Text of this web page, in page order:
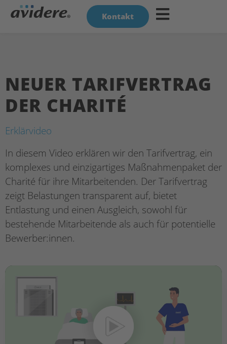
Kontakt
NEUER TARIFVERTRAG
DER CHARITÉ
Erklärvideo
In diesem Video erklären wir den Tarifvertrag, ein
komplexes und einzigartiges Maßnahmenpaket der
Charité für ihre Mitarbeitenden. Der Tarifvertrag
zeigt Belastungen transparent auf, bietet
Entlastung und einen Ausgleich, sowohl für
bestehende Mitarbeitende als auch für potentielle
Bewerber:innen.